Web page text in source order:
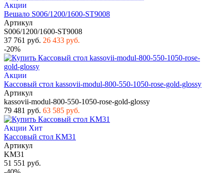
Акции
Вешало S006/1200/1600-ST9008
Артикул
S006/1200/1600-ST9008
37 761 руб. 26 433 руб.
-20%
Акции
Кассовый стол kassovii-modul-800-550-1050-rose-gold-glossy
Артикул
kassovii-modul-800-550-1050-rose-gold-glossy
79 481 руб. 63 585 руб.
Акции Хит
Кассовый стол KM31
Артикул
KM31
51 551 руб.